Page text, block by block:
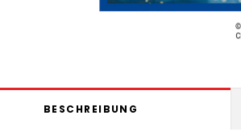
BESCHREIBUNG